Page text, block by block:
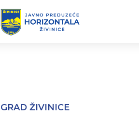
GRAD ŽIVINICE